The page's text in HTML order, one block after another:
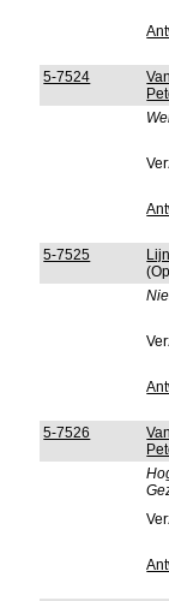
5-7524
5-7525
5-7526